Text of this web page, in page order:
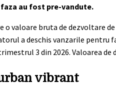
au fost pre-vandute.
o valoare bruta de dezvoltare de
a deschis vanzarile pentru
3 din 2026. Valoarea de
vibrant